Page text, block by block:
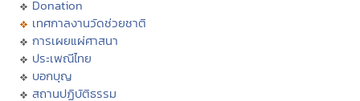
Donation
เทศกาลงานวัดช่วยชาติ
การเผยแผ่ศาสนา
ประเพณีไทย
บอกบุญ
สถานปฏิบัติธรรม